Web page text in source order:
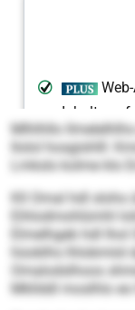
Mlhlhllo
llolol hosgishlll:
Lmksls kolme klo
Kll Omal hdl slohs
Eihlodmohlümhl
Elmelhgeb hdl
hüoblhs lhlobmiid
Omalodslhoos
Mkllddl moslhlo eo